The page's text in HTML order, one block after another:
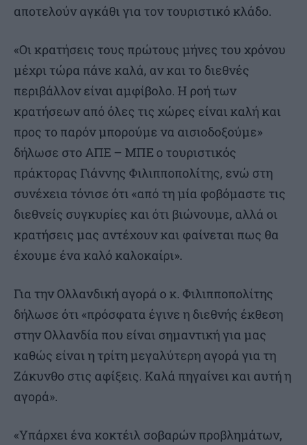
αποτελούν αγκάθι για τον τουριστικό κλάδο.
«Οι κρατήσεις τους πρώτους μήνες του χρόνου
μέχρι τώρα πάνε καλά, αν και το διεθνές
περιβάλλον είναι αμφίβολο. Η ροή των
κρατήσεων από όλες τις χώρες είναι καλή και
προς το παρόν μπορούμε να αισιοδοξούμε»
δήλωσε στο ΑΠΕ – ΜΠΕ ο τουριστικός
πράκτορας Γιάννης Φιλιπποπολίτης, ενώ στη
συνέχεια τόνισε ότι «από τη μία φοβόμαστε τις
διεθνείς συγκυρίες και ότι βιώνουμε, αλλά οι
κρατήσεις μας αντέχουν και φαίνεται πως θα
έχουμε ένα καλό καλοκαίρι».
Για την Ολλανδική αγορά ο κ. Φιλιπποπολίτης
δήλωσε ότι «πρόσφατα έγινε η διεθνής έκθεση
στην Ολλανδία που είναι σημαντική για μας
καθώς είναι η τρίτη μεγαλύτερη αγορά για τη
Ζάκυνθο στις αφίξεις. Καλά πηγαίνει και αυτή η
αγορά».
«Υπάρχει ένα κοκτέιλ σοβαρών προβλημάτων,